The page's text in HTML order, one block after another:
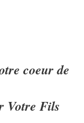
coeur de
Votre Fils